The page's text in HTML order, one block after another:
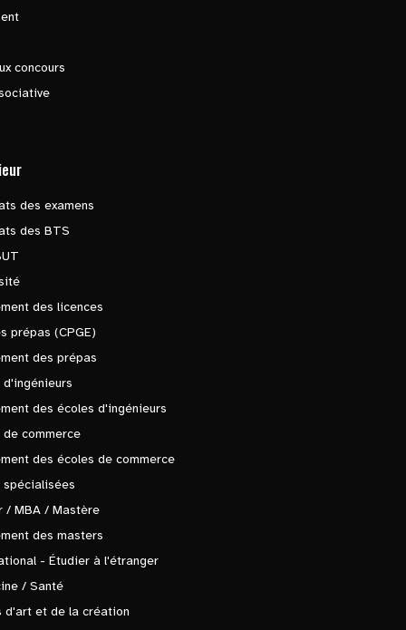
concours
des examens
des BTS
des licences
prépas (CPGE)
des prépas
d'ingénieurs
des écoles d'ingénieurs
de commerce
des écoles de commerce
spécialisées
/ MBA / Mastère
des masters
- Étudier à l'étranger
/ Santé
d'art et de la création